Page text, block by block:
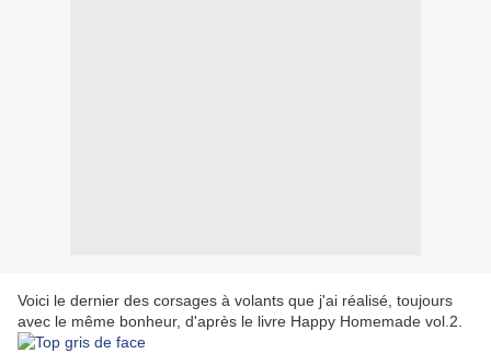
Voici le dernier des corsages à volants que j'ai réalisé, toujours
avec le même bonheur, d'après le livre Happy Homemade vol.2.